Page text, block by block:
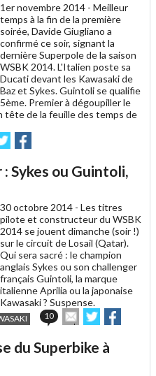
1er novembre 2014 - Meilleur
temps à la fin de la première
soirée, Davide Giugliano a
confirmé ce soir, signant la
dernière Superpole de la saison
WSBK 2014. L'Italien poste sa
Ducati devant les Kawasaki de
Baz et Sykes. Guintoli se qualifie
5ème. Premier à dégoupiller le
tête de la feuille des temps de
Partager
sur
Sykes ou Guintoli,
30 octobre 2014 - Les titres
pilote et constructeur du WSBK
2014 se jouent dimanche (soir !)
sur le circuit de Losail (Qatar).
Qui sera sacré : le champion
anglais Sykes ou son challenger
français Guintoli, la marque
italienne Aprilia ou la japonaise
Kawasaki ? Suspense.
10
Envoyer
cet
à
Partager
sur sur
du Superbike à